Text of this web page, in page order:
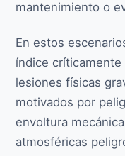
mantenimiento o
En estos
índice
lesiones físicas
motivados por
envoltura
atmosféricas